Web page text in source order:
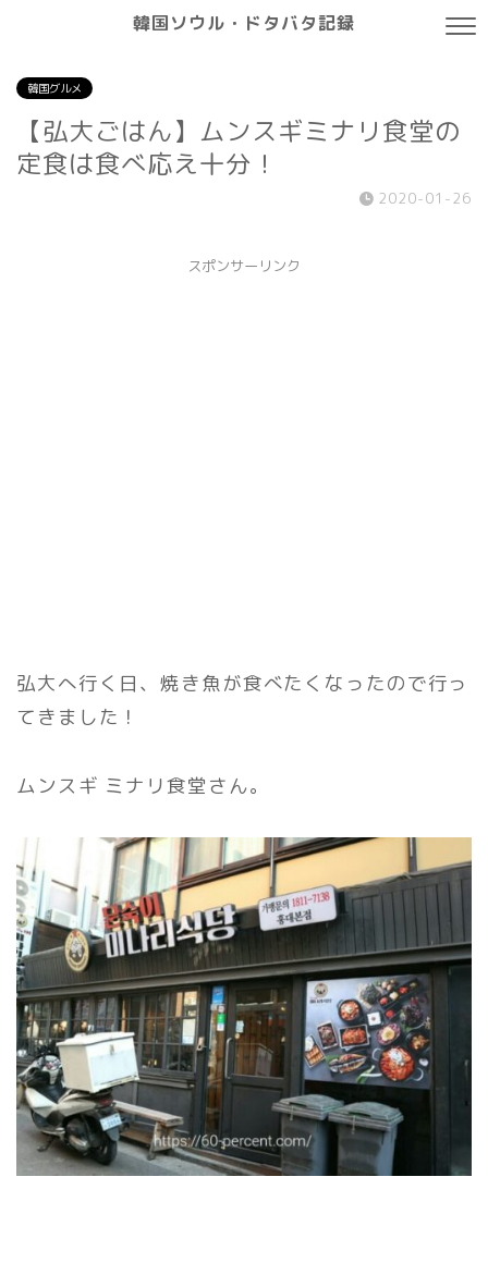
韓国ソウル・ドタバタ記録
韓国グルメ
【弘大ごはん】ムンスギミナリ食堂の
定食は食べ応え十分！
2020-01-26
スポンサーリンク
弘大へ行く日、焼き魚が食べたくなったので行っ
てきました！
ムンスギ ミナリ食堂さん。